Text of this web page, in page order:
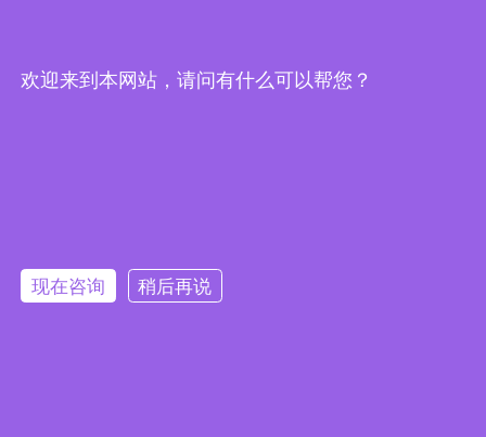
盾构渣土处理
欢迎来到本网站，请问有什么可以帮您？
现在咨询 稍后再说